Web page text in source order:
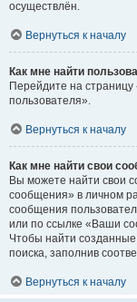
осуществлён.
Вернуться к началу
Как мне найти
Перейдите на
пользователя».
Вернуться к началу
Как мне найти свои
Вы можете найти свои
сообщения» в личном
сообщения
или по ссылке «Ваши
Чтобы найти
поиска, заполнив
Вернуться к началу